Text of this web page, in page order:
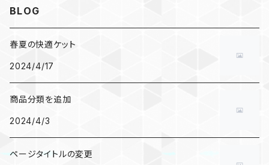
BLOG
春夏の快適ケット
2024/4/17
商品分類を追加
2024/4/3
ページタイトルの変更